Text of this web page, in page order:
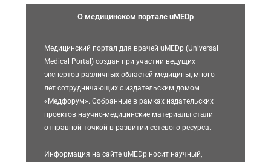
О медицинском портале uMEDp
Медицинский портал для врачей uMEDp (Universal
Medical Portal) создан при участии ведущих
экспертов различных областей медицины, много
лет сотрудничающих с издательским домом
«Медфорум». Собранные в рамках издательских
проектов научно-медицинские материалы стали
отправной точкой в развитии сетевого ресурса.
Информация на сайте uMEDp носит научный,